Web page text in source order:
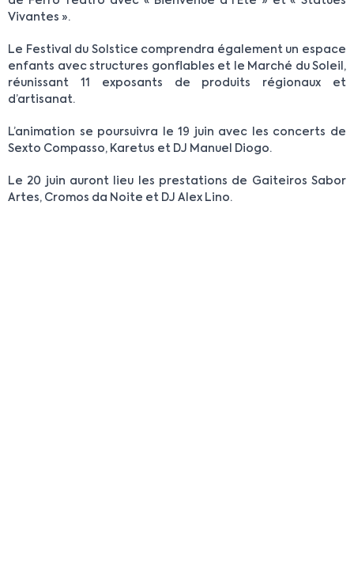
Vivantes ».
Le Festival du Solstice comprendra également un espace
enfants avec structures gonflables et le Marché du Soleil,
réunissant 11 exposants de produits régionaux et
d’artisanat.
L’animation se poursuivra le 19 juin avec les concerts de
Sexto Compasso, Karetus et DJ Manuel Diogo.
Le 20 juin auront lieu les prestations de Gaiteiros Sabor
Artes, Cromos da Noite et DJ Alex Lino.